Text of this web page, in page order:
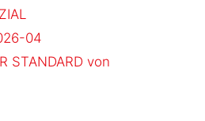
04
STANDARD von